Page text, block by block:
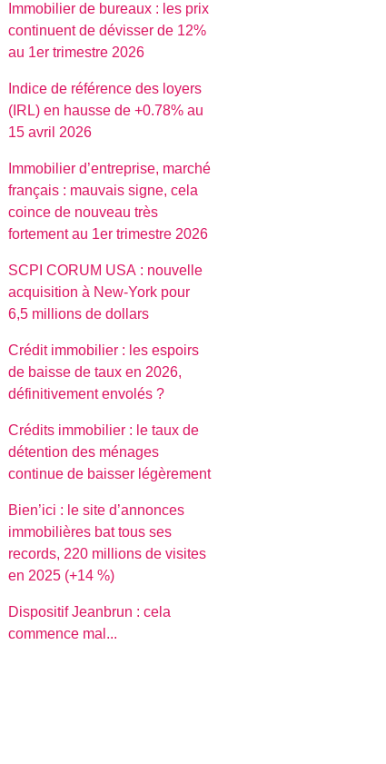
Immobilier de bureaux : les prix
continuent de dévisser de 12%
au 1er trimestre 2026
Indice de référence des loyers
(IRL) en hausse de +0.78% au
15 avril 2026
Immobilier d’entreprise, marché
français : mauvais signe, cela
coince de nouveau très
fortement au 1er trimestre 2026
SCPI CORUM USA : nouvelle
acquisition à New-York pour
6,5 millions de dollars
Crédit immobilier : les espoirs
de baisse de taux en 2026,
définitivement envolés ?
Crédits immobilier : le taux de
détention des ménages
continue de baisser légèrement
Bien’ici : le site d’annonces
immobilières bat tous ses
records, 220 millions de visites
en 2025 (+14 %)
Dispositif Jeanbrun : cela
commence mal...